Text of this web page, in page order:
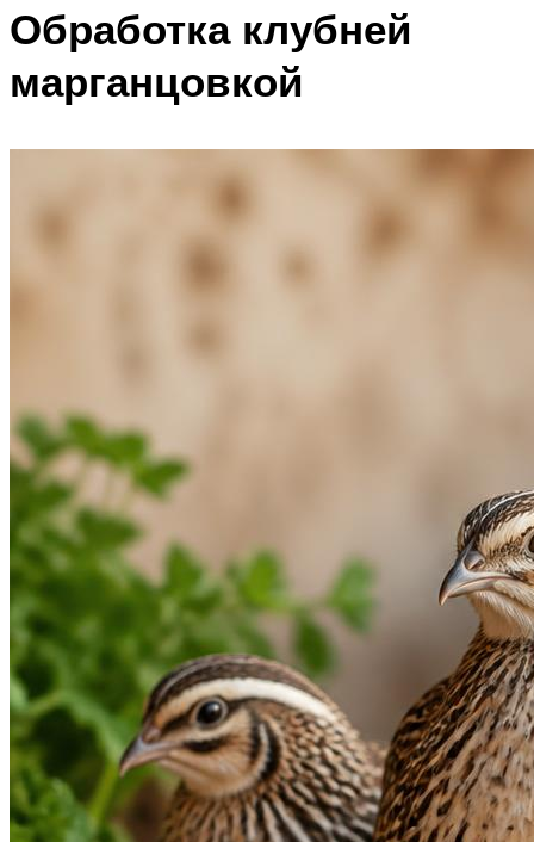
Обработка клубней
марганцовкой